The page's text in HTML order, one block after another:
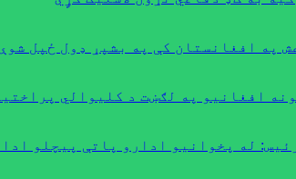
په افغانستان کې په بشپړ ډول ځپل
له پخوانیو ادارو پاتې پيچلو